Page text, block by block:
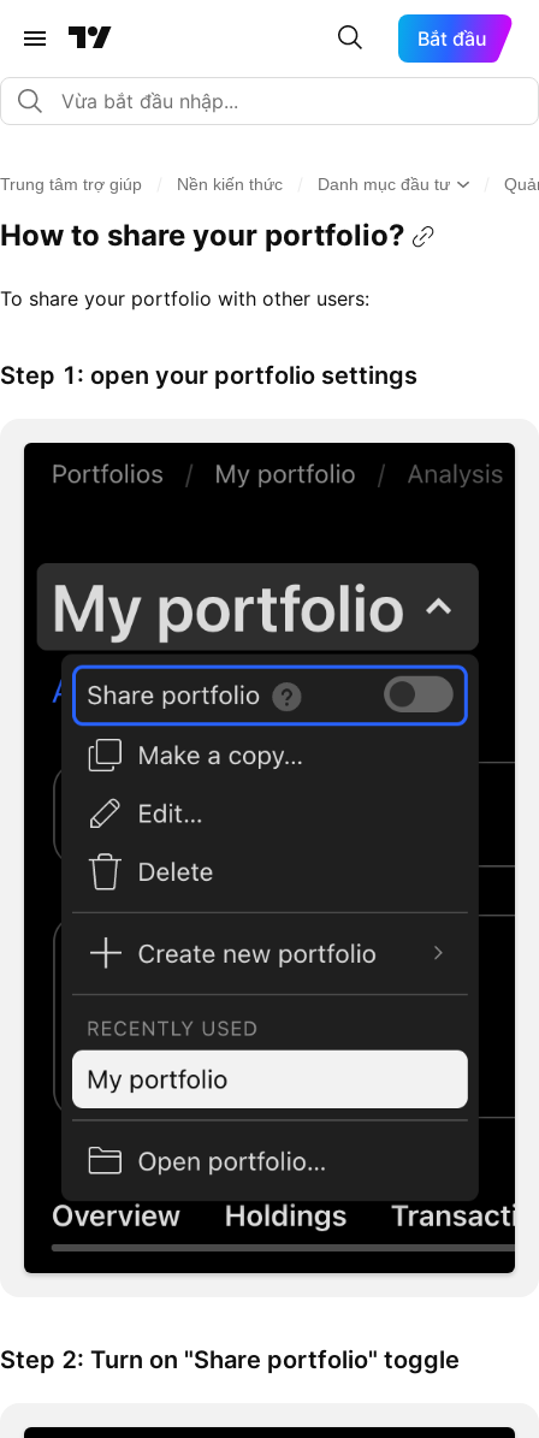
Bắt đầu
Trung tâm trợ giúp Nền kiến thức Danh mục đầu tư
How to share your portfolio?
To share your portfolio with other users:
Step 1: open your portfolio settings
Step 2: Turn on "Share portfolio" toggle